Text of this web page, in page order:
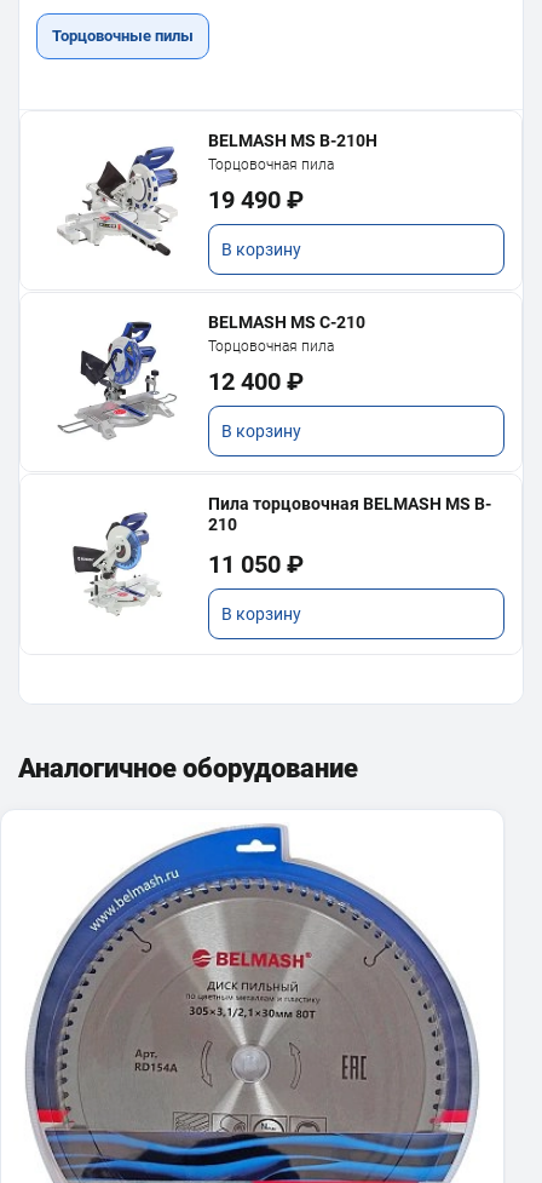
Торцовочные пилы
BELMASH MS B-210H
Торцовочная пила
19 490 ₽
В корзину
BELMASH MS C-210
Торцовочная пила
12 400 ₽
В корзину
Пила торцовочная BELMASH MS B-
210
11 050 ₽
В корзину
Аналогичное оборудование